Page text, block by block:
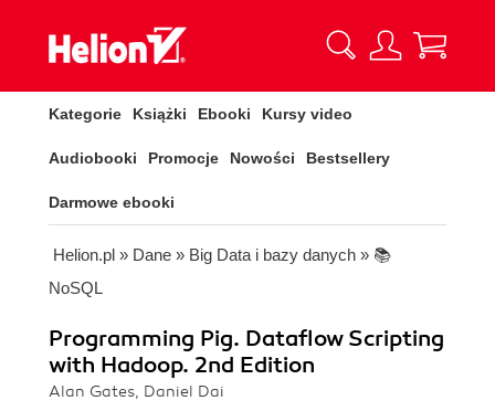
Kategorie Książki Ebooki Kursy video
Audiobooki Promocje Nowości Bestsellery
Darmowe ebooki
Helion.pl » Dane » Big Data i bazy danych » 📚
NoSQL
Programming Pig. Dataflow Scripting
with Hadoop. 2nd Edition
Alan Gates, Daniel Dai